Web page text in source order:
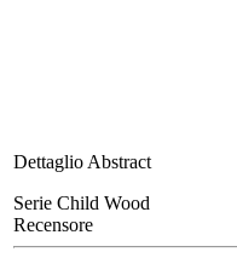
Dettaglio Abstract
Serie Child Wood
Recensore